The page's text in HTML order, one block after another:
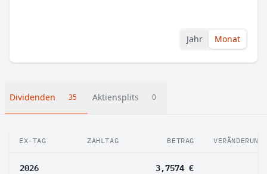
Jahr Monat
Dividenden 35 Aktiensplits 0
EX-TAG ZAHLTAG BETRAG VERÄNDERUNG
2026 3,7574 €